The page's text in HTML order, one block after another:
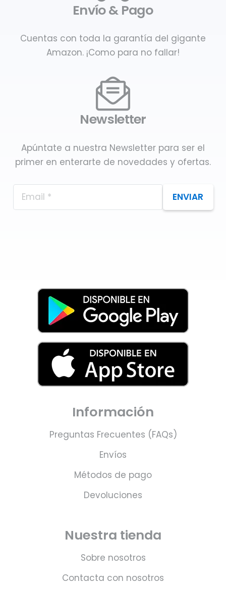
Envío & Pago
Cuentas con toda la garantía del gigante
Amazon. ¡Como para no fallar!
Newsletter
Apúntate a nuestra Newsletter para ser el
primer en enterarte de novedades y ofertas.
ENVIAR
Información
Preguntas Frecuentes (FAQs)
Envíos
Métodos de pago
Devoluciones
Nuestra tienda
Sobre nosotros
Contacta con nosotros